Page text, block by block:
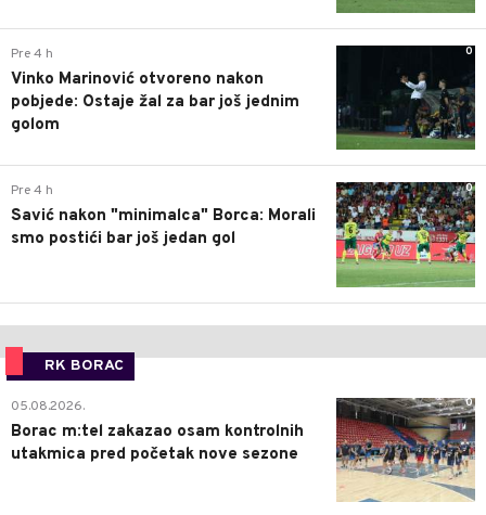
0
Pre 4 h
Vinko Marinović otvoreno nakon
pobjede: Ostaje žal za bar još jednim
golom
0
Pre 4 h
Savić nakon "minimalca" Borca: Morali
smo postići bar još jedan gol
RK BORAC
0
05.08.2026.
Borac m:tel zakazao osam kontrolnih
utakmica pred početak nove sezone